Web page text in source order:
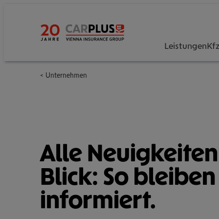
Leistungen
Unternehmen
Alle
Blick: So bleiben
infor­miert.